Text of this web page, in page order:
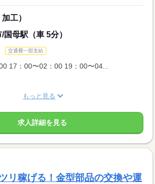
工）
国母駅（車 5分）
交通費一部支給
17：00〜02：00 19：00〜04...
もっと見る
求人詳細を見る
リ稼げる！金型部品の交換や運